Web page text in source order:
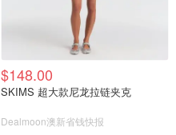
$148.00
SKIMS 超大款尼龙拉链夹克
Dealmoon澳新省钱快报